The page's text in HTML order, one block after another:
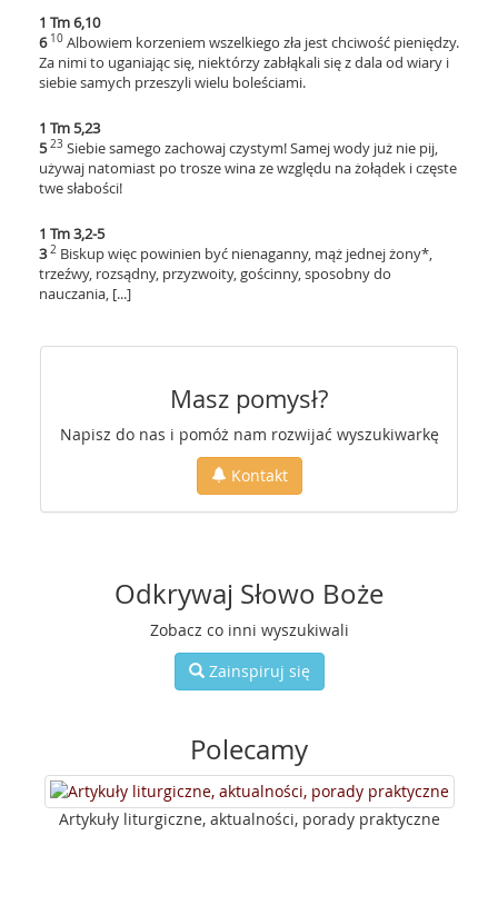
1 Tm 6,10
6 10 Albowiem korzeniem wszelkiego zła jest chciwość pieniędzy.
Za nimi to uganiając się, niektórzy zabłąkali się z dala od wiary i
siebie samych przeszyli wielu boleściami.
1 Tm 5,23
5 23 Siebie samego zachowaj czystym! Samej wody już nie pij,
używaj natomiast po trosze wina ze względu na żołądek i częste
twe słabości!
1 Tm 3,2-5
3 2 Biskup więc powinien być nienaganny, mąż jednej żony*,
trzeźwy, rozsądny, przyzwoity, gościnny, sposobny do
nauczania, [...]
Masz pomysł?
Napisz do nas i pomóż nam rozwijać wyszukiwarkę
Kontakt
Odkrywaj Słowo Boże
Zobacz co inni wyszukiwali
Zainspiruj się
Polecamy
Artykuły liturgiczne, aktualności, porady praktyczne